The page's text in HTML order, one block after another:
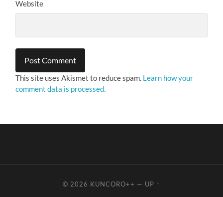
Website
This site uses Akismet to reduce spam. Learn how your
comment data is processed.
© 2026 KUNCORO++ — UP ↑